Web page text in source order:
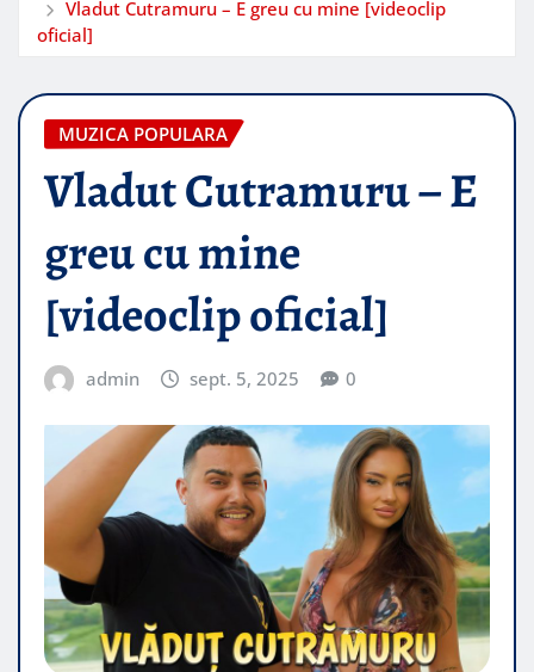
Vladut Cutramuru – E greu cu mine [videoclip
oficial]
MUZICA POPULARA
Vladut Cutramuru – E
greu cu mine
[videoclip oficial]
admin sept. 5, 2025 0